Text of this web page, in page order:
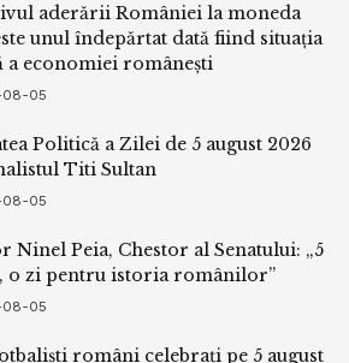
aderării României la moneda
unul îndepărtat dată fiind situația
a economiei românești
05
Politică a Zilei de 5 august 2026
Titi Sultan
05
Ninel Peia, Chestor al Senatului: „5
o zi pentru istoria românilor”
05
români celebrați pe 5 august